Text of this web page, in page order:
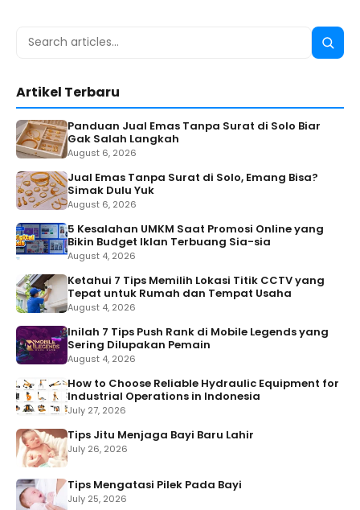
Search
Search
Artikel Terbaru
Panduan Jual Emas Tanpa Surat di Solo Biar
Gak Salah Langkah
August 6, 2026
Jual Emas Tanpa Surat di Solo, Emang Bisa?
Simak Dulu Yuk
August 6, 2026
5 Kesalahan UMKM Saat Promosi Online yang
Bikin Budget Iklan Terbuang Sia-sia
August 4, 2026
Ketahui 7 Tips Memilih Lokasi Titik CCTV yang
Tepat untuk Rumah dan Tempat Usaha
August 4, 2026
Inilah 7 Tips Push Rank di Mobile Legends yang
Sering Dilupakan Pemain
August 4, 2026
How to Choose Reliable Hydraulic Equipment for
Industrial Operations in Indonesia
July 27, 2026
Tips Jitu Menjaga Bayi Baru Lahir
July 26, 2026
Tips Mengatasi Pilek Pada Bayi
July 25, 2026